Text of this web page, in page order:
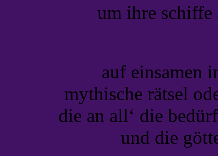
um ihre schiffe
auf einsamen
mythische rätsel
die an all‘ die
und die